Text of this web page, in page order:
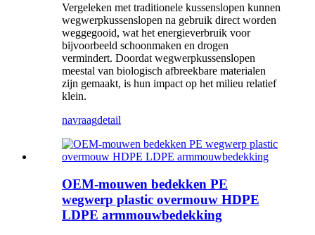
Vergeleken met traditionele kussenslopen kunnen
wegwerpkussenslopen na gebruik direct worden
weggegooid, wat het energieverbruik voor
bijvoorbeeld schoonmaken en drogen
vermindert. Doordat wegwerpkussenslopen
meestal van biologisch afbreekbare materialen
zijn gemaakt, is hun impact op het milieu relatief
klein.
navraagdetail
OEM-mouwen bedekken PE
wegwerp plastic overmouw HDPE
LDPE armmouwbedekking